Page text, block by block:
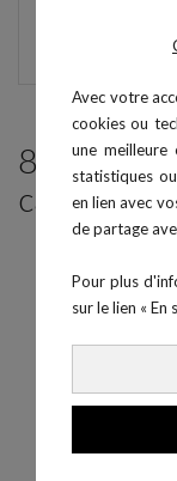
Avec votre
cookies ou
une meilleure
statistiques
en lien avec
de partage
Pour plus
sur le lien « En
8 produits
catégorie :